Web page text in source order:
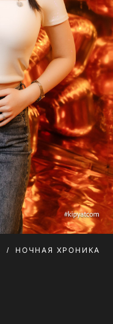
НОЧНАЯ ХРОНИКА